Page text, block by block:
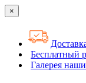
×
Бесплатный
Галерея